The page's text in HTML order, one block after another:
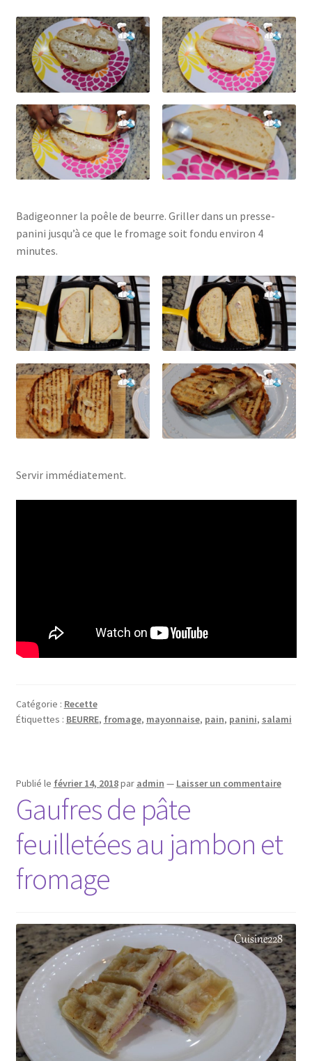
Badigeonner la poêle de beurre. Griller dans un presse-
panini jusqu’à ce que le fromage soit fondu environ 4
minutes.
Servir immédiatement.
Catégorie : Recette
Étiquettes : BEURRE, fromage, mayonnaise, pain, panini, salami
Publié le février 14, 2018par admin — Laisser un commentaire
Gaufres de pâte
feuilletées au jambon et
fromage